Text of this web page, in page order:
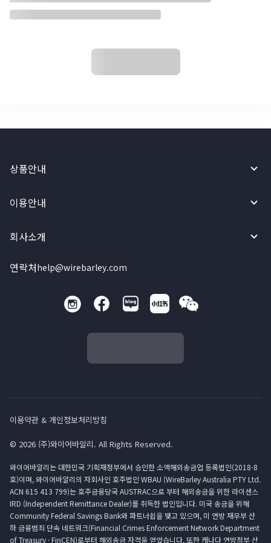
상품안내
이용안내
회사소개
연락처help@wirebarley.com
이용약관 & 개인정보처리방침
© 2026 (주)와이어바알리. All Rights Reserved.
와이어바알리는 대한민국 기획재정부에서 승인한 소액해외송금업 등록법인(2018-8
호)이며, 와이어바알리의 자회사인 호주법인 WBAU (WireBarley Australia PTY Ltd.
ACN 615 413 799)는 호주금융당국 AUSTRAC으로 부터 해외송금을 위한 라이센스
IRD (Independent Remittance Dealer)를 취득한 법인입니다. 미국 송금을 위해
Community Federal Savings Bank와 파트너쉽을 맺고 있으며, 미 연방 재무부 산
하 금융범죄 단속 네트워크(Financial Crimes Enforcement Network Department
of Treasury · FinCEN)로부터 해외송금 자격을 얻었습니다. 또한 캐나다 연방정부 산